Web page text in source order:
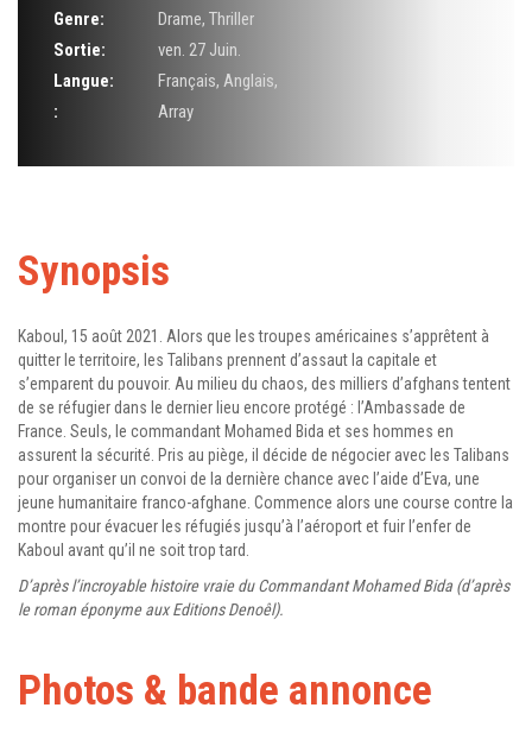
Genre:
Drame, Thriller
Sortie:
ven. 27 Juin.
Langue:
Français, Anglais,
:
Array
Synopsis
Kaboul, 15 août 2021. Alors que les troupes américaines s’apprêtent à
quitter le territoire, les Talibans prennent d’assaut la capitale et
s’emparent du pouvoir. Au milieu du chaos, des milliers d’afghans tentent
de se réfugier dans le dernier lieu encore protégé : l’Ambassade de
France. Seuls, le commandant Mohamed Bida et ses hommes en
assurent la sécurité. Pris au piège, il décide de négocier avec les Talibans
pour organiser un convoi de la dernière chance avec l’aide d’Eva, une
jeune humanitaire franco-afghane. Commence alors une course contre la
montre pour évacuer les réfugiés jusqu’à l’aéroport et fuir l’enfer de
Kaboul avant qu’il ne soit trop tard.
D’après l’incroyable histoire vraie du Commandant Mohamed Bida (d’après
le roman éponyme aux Editions Denoêl).
Photos & bande annonce